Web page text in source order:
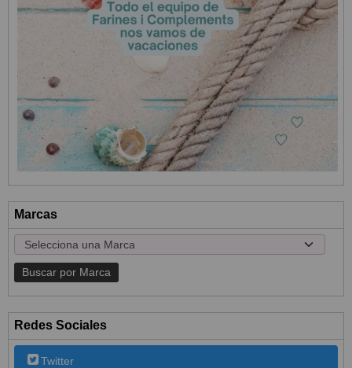
Marcas
Redes Sociales
Twitter